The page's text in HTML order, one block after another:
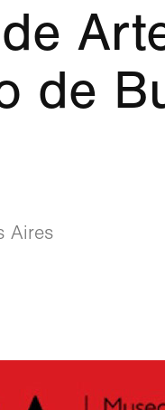
de
Aires